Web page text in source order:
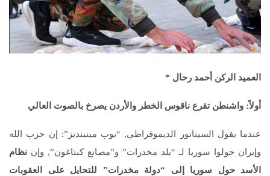
العميد الركن أحمد رحال *
أولاً: واشنطن تقرع ناقوس الخطر والأردن يصرخ بالصوت العالي
عندما يقول السيناتور الديموقراطي, “بوب مينينديز”: إن حزب الله
وإيران حولوا سوريا لـ “بلد مخدرات” و”مصانع كبتاغون”, وإن نظام
الأسد حول سوريا إلى “دولة مخدرات” للتحايل على العقوبات